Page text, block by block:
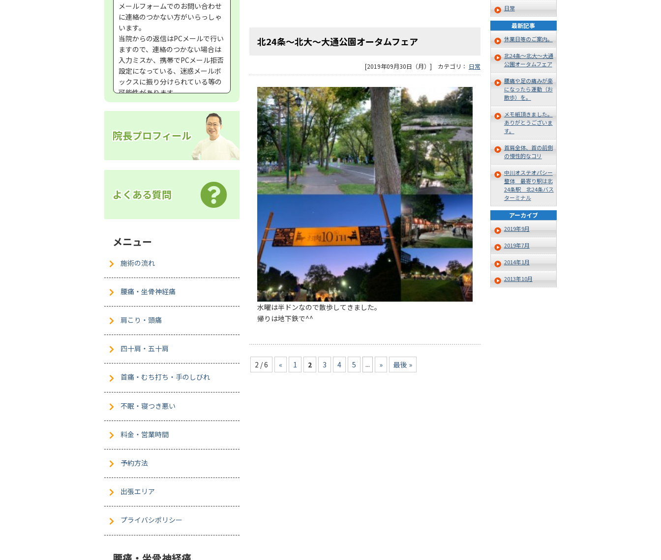
メールフォームでのお問い合わせ
に連絡のつかない方がいらっしゃ
います。
当院からの返信はPCメールで行い
ますので、連絡のつかない場合は
入力ミスか、携帯でPCメール拒否
設定になっている、迷惑メールボ
ックスに振り分けられている等の
可能性があります。
その場合、改めて、お問い合わせ
を、お願いいたします。
院長プロフィール
よくある質問
メニュー
施術の流れ
腰痛・坐骨神経痛
肩こり・頭痛
四十肩・五十肩
首痛・むち打ち・手のしびれ
不眠・寝つき悪い
料金・営業時間
予約方法
出張エリア
プライバシポリシー
北24条～北大～大通公園オータムフェア
[2019年09月30日（月）] カテゴリ： 日常
水曜は半ドンなので散歩してきました。
帰りは地下鉄で^^
2 / 6 « 1 2 3 4 5 ... » 最後 »
日常
最新記事
休業日等のご案内。
北24条～北大～大通
公園オータムフェア
腰痛や足の痛みが楽
になったら運動（お
散歩）を。
メモ紙頂きました。
ありがとうございま
す。
首肩全体、首の前側
の慢性的なコリ
中川オステオパシー
整体 最寄り駅は北
24条駅 北24条バス
ターミナル
アーカイブ
2019年9月
2019年7月
2014年1月
2013年10月